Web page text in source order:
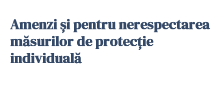
Amenzi şi pentru nerespectarea
măsurilor de protecție
individuală